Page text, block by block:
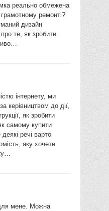
реально обмежена
ремонті?
дизайн
те, як зробити
інтернету, ми
керівництвом до дії,
як зробити
самому купити
речі варто
яку хочете
мене. Можна